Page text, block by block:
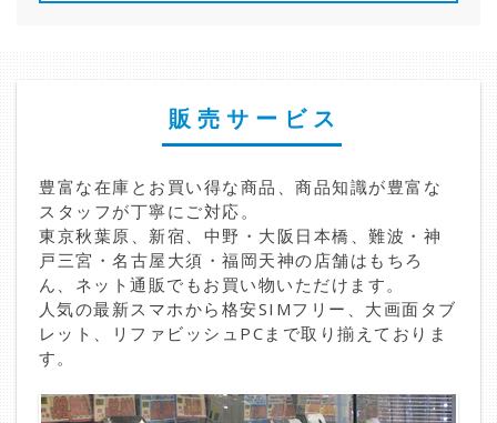
販売サービス
豊富な在庫とお買い得な商品、商品知識が豊富な
スタッフが丁寧にご対応。
東京秋葉原、新宿、中野・大阪日本橋、難波・神
戸三宮・名古屋大須・福岡天神の店舗はもちろ
ん、ネット通販でもお買い物いただけます。
人気の最新スマホから格安SIMフリー、大画面タブ
レット、リファビッシュPCまで取り揃えておりま
す。